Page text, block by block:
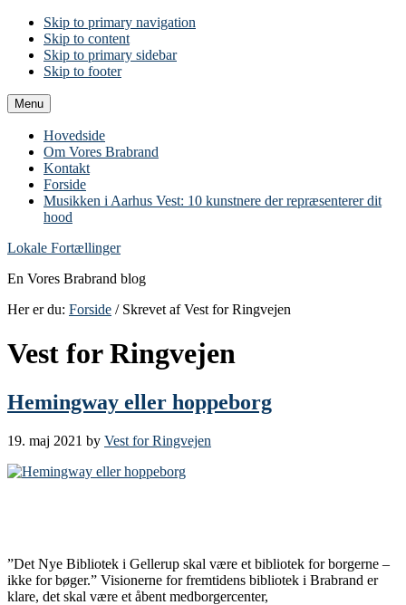
Skip to primary navigation
Skip to content
Skip to primary sidebar
Skip to footer
Menu
Hovedside
Om Vores Brabrand
Kontakt
Forside
Musikken i Aarhus Vest: 10 kunstnere der repræsenterer dit
hood
Lokale Fortællinger
En Vores Brabrand blog
Her er du: Forside / Skrevet af Vest for Ringvejen
Vest for Ringvejen
Hemingway eller hoppeborg
19. maj 2021 by Vest for Ringvejen
”Det Nye Bibliotek i Gellerup skal være et bibliotek for borgerne –
ikke for bøger.” Visionerne for fremtidens bibliotek i Brabrand er
klare, det skal være et åbent medborgercenter,